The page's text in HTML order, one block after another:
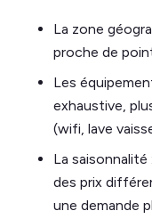
La zone
proche de
Les
exhaustive,
(wifi, lave
La
des prix
une demande